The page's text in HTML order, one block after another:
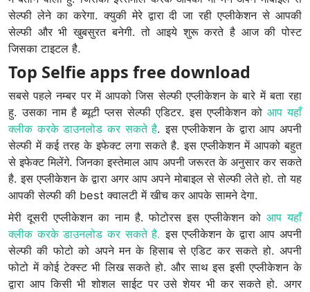
सेल्फी लेने का करेगा. क्युकी मेरे द्वारा दी जा रही एप्लीकेशन से आपकी
सेल्फी और भी खुबसुरत बनेगी. तो आइये शुरू करते है आज की पोस्ट
जिसका टाइटल है.
Top Selfie apps free download
सबसे पहले नम्बर पर में आपको जिस सेल्फी एप्लीकेशन के बारे में बता रहा
हु. उसका नाम है ब्यूटी प्लस सेल्फी एडिटर. इस एप्लीकेशन को आप यहाँ
क्लीक करके डाउनलोड कर सकते है. इस एप्लीकेशन के द्वारा आप अपनी
सेल्फी में कई तरह के इफेक्ट लगा सकते है. इस एप्लीकेशन में आपको बहुत
से इफेक्ट मिलेंगे. जिनका इस्तेमाल आप अपनी जरूरत के अनुसार कर सकते
है. इस एप्लीकेशन के द्वारा अगर आप अपने मोबाइल से सेल्फी लेते हो. तो यह
आपकी सेल्फी की best क्वालटी में खीच कर आपके सामने देगा.
मेरी दूसरी एप्लीकेशन का नाम है. फोटोरस इस एप्लीकेशन कोआप यहाँ
क्लीक करके डाउनलोड कर सकते है. इस एप्लीकेशन के द्वारा आप अपनी
सेल्फी की फोटो को अपने मन के हिसाब से एडिट कर सकते हो. अपनी
फोटो में कोई टेक्स्ट भी लिख सकते हो. और साथ इस इसी एप्लीकेशन के
द्वारा आप किसी भी शोशल साईट पर उसे शेयर भी कर सकते हो. अगर